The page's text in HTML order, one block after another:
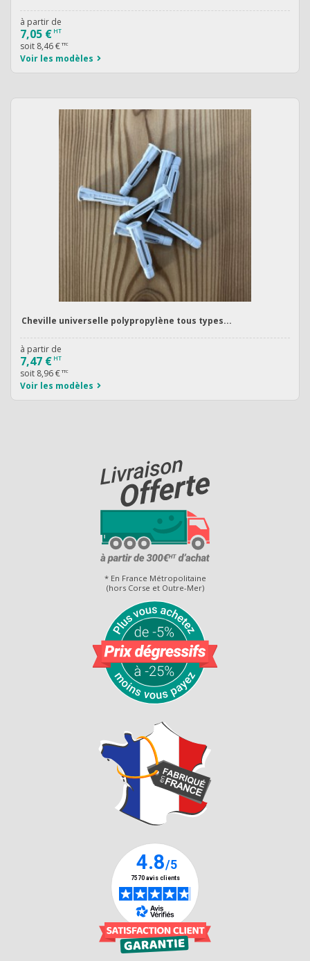
à partir de
7,05 € HT
soit 8,46 € TTC
Voir les modèles
Cheville universelle polypropylène tous types...
à partir de
7,47 € HT
soit 8,96 € TTC
Voir les modèles
* En France Métropolitaine
(hors Corse et Outre-Mer)